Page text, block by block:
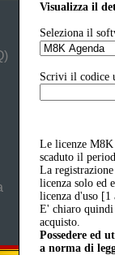
Visualizza il
Seleziona il
Scrivi il codice
Le licenze M8K
scaduto il
La
licenza solo ed
licenza d'uso [1
E' chiaro quindi
acquisto.
Possedere ed
a norma di